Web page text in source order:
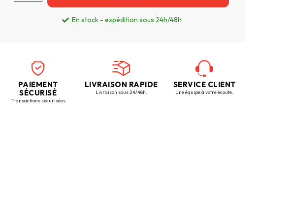
En stock - expédition sous 24h/48h
PAIEMENT
SÉCURISÉ
Transactions sécurisées
LIVRAISON RAPIDE
Livraison sous 24/48h.
SERVICE CLIENT
Une équipe à votre écoute.